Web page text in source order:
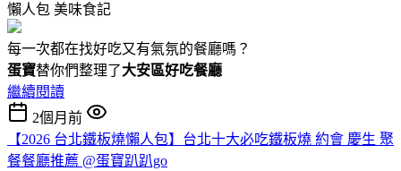
懶人包 美味食記
每一次都在找好吃又有氣氛的餐廳嗎？
蛋寶替你們整理了大安區好吃餐廳
繼續閱讀
2個月前
【2026 台北鐵板燒懶人包】台北十大必吃鐵板燒 約會 慶生 聚
餐餐廳推薦 @蛋寶趴趴go